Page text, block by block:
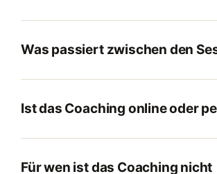
Was passiert zwischen den
Ist das Coaching online oder
Für wen ist das Coaching nicht